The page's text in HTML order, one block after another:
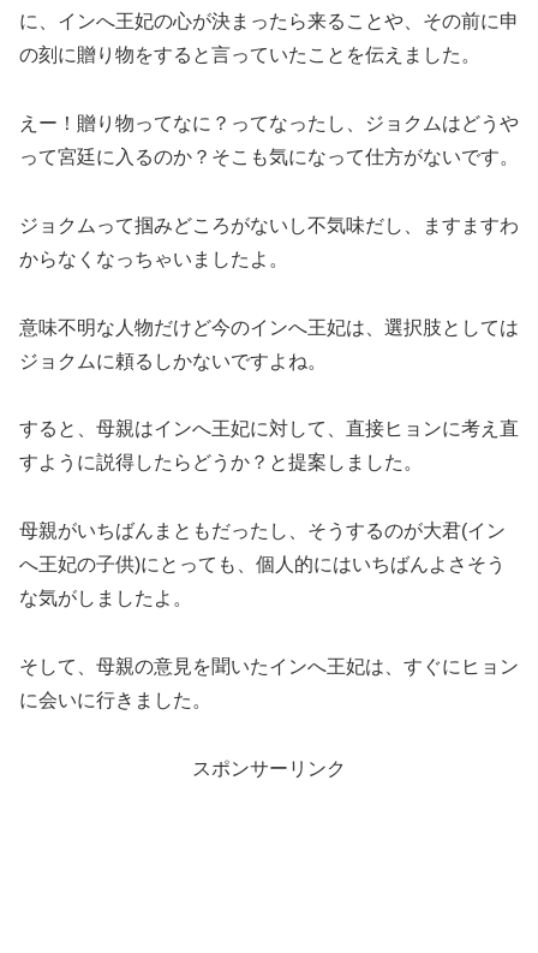
に、インへ王妃の心が決まったら来ることや、その前に申
の刻に贈り物をすると言っていたことを伝えました。
えー！贈り物ってなに？ってなったし、ジョクムはどうや
って宮廷に入るのか？そこも気になって仕方がないです。
ジョクムって掴みどころがないし不気味だし、ますますわ
からなくなっちゃいましたよ。
意味不明な人物だけど今のインへ王妃は、選択肢としては
ジョクムに頼るしかないですよね。
すると、母親はインへ王妃に対して、直接ヒョンに考え直
すように説得したらどうか？と提案しました。
母親がいちばんまともだったし、そうするのが大君(イン
へ王妃の子供)にとっても、個人的にはいちばんよさそう
な気がしましたよ。
そして、母親の意見を聞いたインへ王妃は、すぐにヒョン
に会いに行きました。
スポンサーリンク